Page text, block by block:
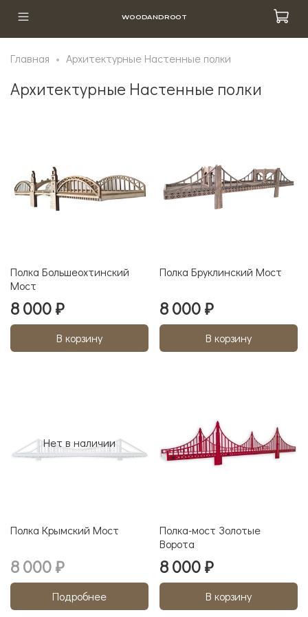
WOODANDROOT
Главная Архитектурные Настенные полки
Архитектурные Настенные полки
Полка Большеохтинский
Мост
8 000 ₽
В корзину
Полка Бруклинский Мост
8 000 ₽
В корзину
Нет в наличии
Полка Крымский Мост
8 000 ₽
Подробнее
Полка-мост Золотые
Ворота
8 000 ₽
В корзину